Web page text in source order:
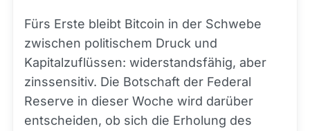
Fürs Erste bleibt Bitcoin in der Schwebe
zwischen politischem Druck und
Kapitalzuflüssen: widerstandsfähig, aber
zinssensitiv. Die Botschaft der Federal
Reserve in dieser Woche wird darüber
entscheiden, ob sich die Erholung des